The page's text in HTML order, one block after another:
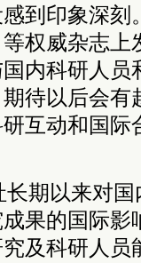
到印象深刻
权威杂志上
内科研人员
待以后会
互动和国际
期以来对
果的国际影
及科研人员